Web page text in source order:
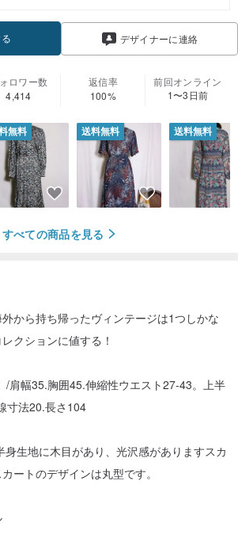
デザイナーに連絡
ロワー数
4,414
返信率
100%
前回オンライン
1〜3日前
無料 送料無料 送料無料
すべての商品を見る
から持ち帰ったヴィンテージは1つしかな
クションに値する！
/肩幅35.胸囲45.伸縮性ウエスト27-43。上半
寸法20.長さ104
生地に木目があり、光沢感がありますスカ
ートのデザインは丸型です。